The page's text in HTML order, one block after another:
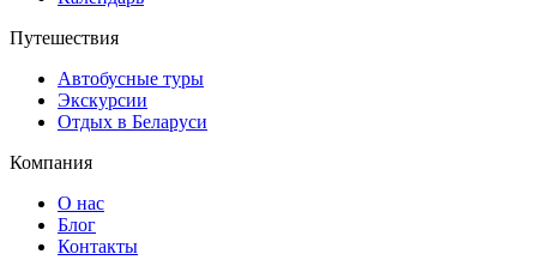
Путешествия
Автобусные туры
Экскурсии
Отдых в Беларуси
Компания
О нас
Блог
Контакты